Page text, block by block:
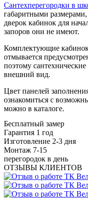
Сантехперегородки в
габаритными
дверок кабинок для
запоров они не имеют.
Комплектующие
отмывается
поэтому
внешний вид.
Цвет панелей
ознакомиться с
можно в каталоге.
Бесплатный замер
Гарантия 1 год
Изготовление 2-3 дня
Монтаж 7-15
перегородок в день
ОТЗЫВЫ КЛИЕНТОВ